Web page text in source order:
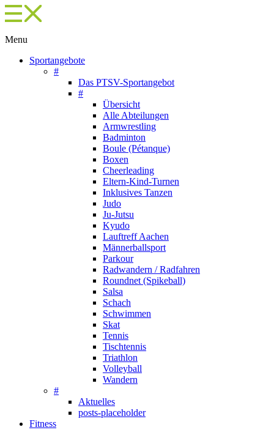
Menu
Sportangebote
#
Das PTSV-Sportangebot
#
Übersicht
Alle Abteilungen
Armwrestling
Badminton
Boule (Pétanque)
Boxen
Cheerleading
Eltern-Kind-Turnen
Inklusives Tanzen
Judo
Ju-Jutsu
Kyudo
Lauftreff Aachen
Männerballsport
Parkour
Radwandern / Radfahren
Roundnet (Spikeball)
Salsa
Schach
Schwimmen
Skat
Tennis
Tischtennis
Triathlon
Volleyball
Wandern
#
Aktuelles
posts-placeholder
Fitness